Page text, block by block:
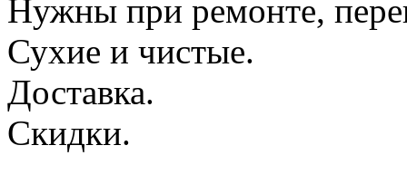
Нужны при ремонте,
Сухие и чистые.
Доставка.
Скидки.